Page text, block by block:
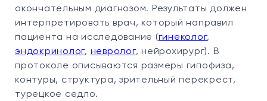
окончательным диагнозом. Результаты должен
интерпретировать врач, который направил
пациента на исследование (гинеколог,
эндокринолог, невролог, нейрохирург). В
протоколе описываются размеры гипофиза,
контуры, структура, зрительный перекрест,
турецкое седло.